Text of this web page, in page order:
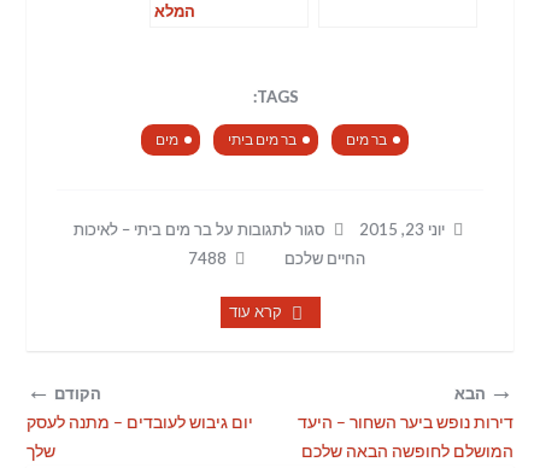
המלא
TAGS:
בר מים בר מים ביתי מים
יוני 23, 2015 סגור לתגובות על בר מים ביתי – לאיכות
החיים שלכם
קרא עוד
← הקודם
יום גיבוש לעובדים – מתנה לעסק
שלך
→
דירות נופש ביער השחור – היעד
המושלם לחופשה הבאה שלכם